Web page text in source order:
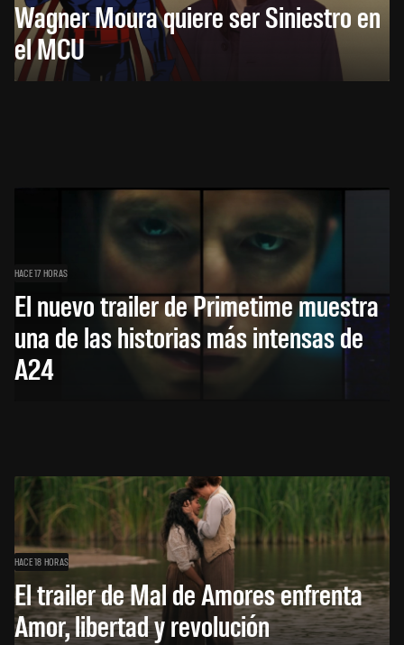
Wagner Moura quiere ser Siniestro en
el MCU
HACE 17 HORAS
El nuevo trailer de Primetime muestra
una de las historias más intensas de
A24
HACE 18 HORAS
El trailer de Mal de Amores enfrenta
Amor, libertad y revolución